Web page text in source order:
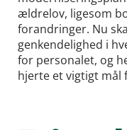
ældrelov, ligesom
forandringer. Nu
genkendelighed i
for personalet, og
hjerte et vigtigt mål